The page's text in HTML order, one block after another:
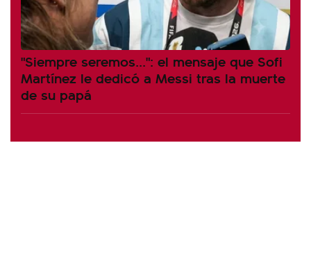
"Siempre seremos...": el mensaje que Sofi
Martínez le dedicó a Messi tras la muerte
de su papá